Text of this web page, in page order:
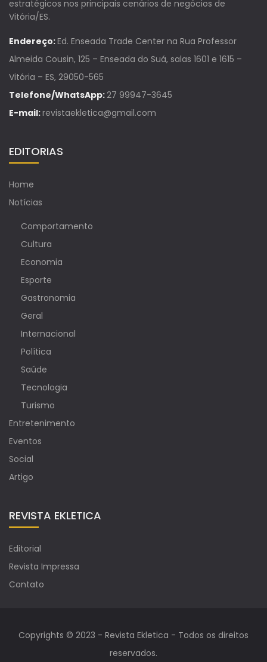
estratégicos nos principais cenários de negócios de
Vitória/ES.
Endereço:Ed. Enseada Trade Center na Rua Professor
Almeida Cousin, 125 – Enseada do Suá, salas 1601 e 1615 –
Vitória – ES, 29050-565
Telefone/WhatsApp:27 99947-3645
E-mail:revistaekletica@gmail.com
EDITORIAS
Home
Notícias
Comportamento
Cultura
Economia
Esporte
Gastronomia
Geral
Internacional
Política
Saúde
Tecnologia
Turismo
Entretenimento
Eventos
Social
Artigo
REVISTA EKLETICA
Editorial
Revista Impressa
Contato
Copyrights © 2023 - Revista Ekletica - Todos os direitos
reservados.